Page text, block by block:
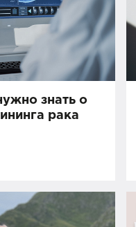
знать о
рака